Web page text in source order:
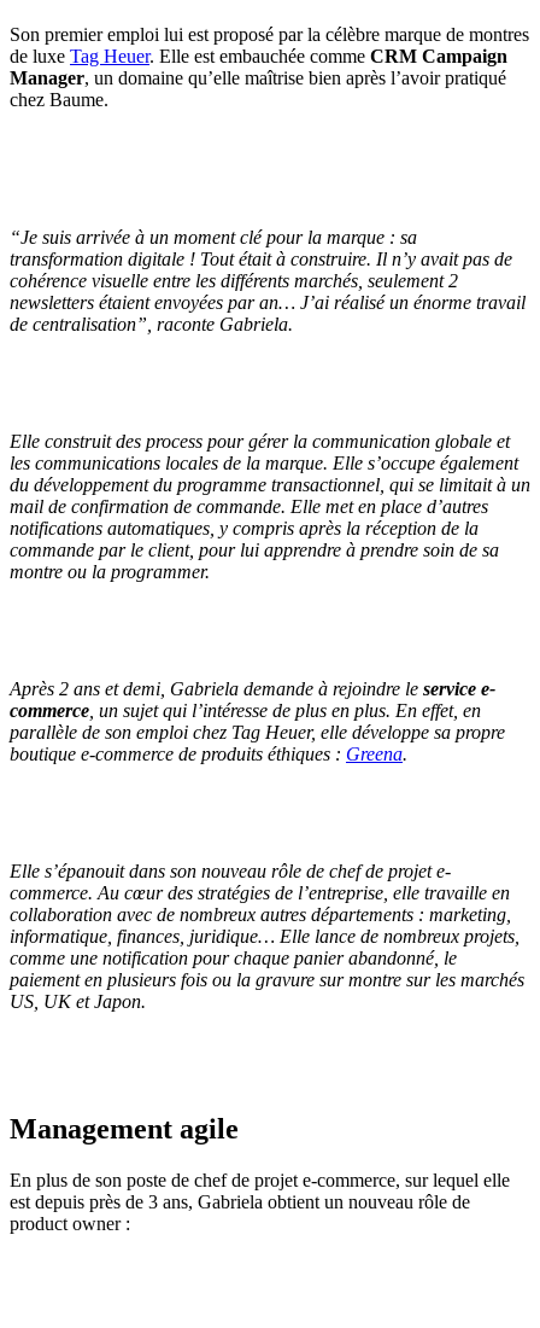
Son premier emploi lui est proposé par la célèbre marque de montres
de luxe Tag Heuer. Elle est embauchée comme CRM Campaign
Manager, un domaine qu’elle maîtrise bien après l’avoir pratiqué
chez Baume.
“Je suis arrivée à un moment clé pour la marque : sa
transformation digitale ! Tout était à construire. Il n’y avait pas de
cohérence visuelle entre les différents marchés, seulement 2
newsletters étaient envoyées par an… J’ai réalisé un énorme travail
de centralisation”, raconte Gabriela.
Elle construit des process pour gérer la communication globale et
les communications locales de la marque. Elle s’occupe également
du développement du programme transactionnel, qui se limitait à un
mail de confirmation de commande. Elle met en place d’autres
notifications automatiques, y compris après la réception de la
commande par le client, pour lui apprendre à prendre soin de sa
montre ou la programmer.
Après 2 ans et demi, Gabriela demande à rejoindre le service e-
commerce , un sujet qui l’intéresse de plus en plus. En effet, en
parallèle de son emploi chez Tag Heuer, elle développe sa propre
boutique e-commerce de produits éthiques : Greena.
Elle s’épanouit dans son nouveau rôle de chef de projet e-
commerce. Au cœur des stratégies de l’entreprise, elle travaille en
collaboration avec de nombreux autres départements : marketing,
informatique, finances, juridique… Elle lance de nombreux projets,
comme une notification pour chaque panier abandonné, le
paiement en plusieurs fois ou la gravure sur montre sur les marchés
US, UK et Japon.
Management agile
En plus de son poste de chef de projet e-commerce, sur lequel elle
est depuis près de 3 ans, Gabriela obtient un nouveau rôle de
product owner :